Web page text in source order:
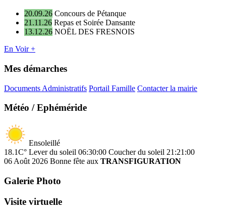
20.09.26 Concours de Pétanque
21.11.26 Repas et Soirée Dansante
13.12.26 NOËL DES FRESNOIS
En Voir +
Mes démarches
Documents Administratifs Portail Famille Contacter la mairie
Météo / Ephéméride
Ensoleillé
18.1C° Lever du soleil 06:30:00 Coucher du soleil 21:21:00
06 Août 2026 Bonne fête aux TRANSFIGURATION
Galerie Photo
Visite virtuelle